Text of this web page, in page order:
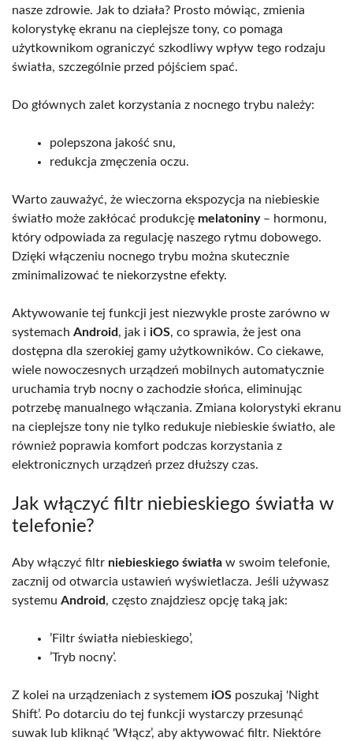
nasze zdrowie. Jak to działa? Prosto mówiąc, zmienia
kolorystykę ekranu na cieplejsze tony, co pomaga
użytkownikom ograniczyć szkodliwy wpływ tego rodzaju
światła, szczególnie przed pójściem spać.
Do głównych zalet korzystania z nocnego trybu należy:
polepszona jakość snu,
redukcja zmęczenia oczu.
Warto zauważyć, że wieczorna ekspozycja na niebieskie
światło może zakłócać produkcję melatoniny– hormonu,
który odpowiada za regulację naszego rytmu dobowego.
Dzięki włączeniu nocnego trybu można skutecznie
zminimalizować te niekorzystne efekty.
Aktywowanie tej funkcji jest niezwykle proste zarówno w
systemach Android, jak i iOS, co sprawia, że jest ona
dostępna dla szerokiej gamy użytkowników. Co ciekawe,
wiele nowoczesnych urządzeń mobilnych automatycznie
uruchamia tryb nocny o zachodzie słońca, eliminując
potrzebę manualnego włączania. Zmiana kolorystyki ekranu
na cieplejsze tony nie tylko redukuje niebieskie światło, ale
również poprawia komfort podczas korzystania z
elektronicznych urządzeń przez dłuższy czas.
Jak włączyć filtr niebieskiego światła w
telefonie?
Aby włączyć filtr niebieskiego światła w swoim telefonie,
zacznij od otwarcia ustawień wyświetlacza. Jeśli używasz
systemu Android, często znajdziesz opcję taką jak:
’Filtr światła niebieskiego’,
’Tryb nocny’.
Z kolei na urządzeniach z systemem iOS poszukaj 'Night
Shift’. Po dotarciu do tej funkcji wystarczy przesunąć
suwak lub kliknąć 'Włącz’, aby aktywować filtr. Niektóre